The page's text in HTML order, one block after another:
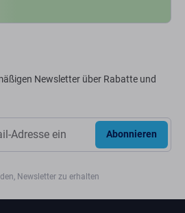
Newsletter über Rabatte und
Abonnieren
Newsletter zu erhalten